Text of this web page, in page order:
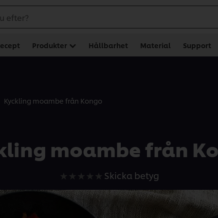
efter?
Produkter Hållbarhet Material Support
Kyckling moambe från Kongo
moambe från
Inga
betyg
har
skickats
Skicka betyg